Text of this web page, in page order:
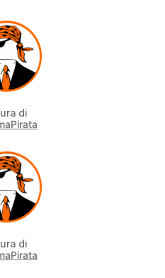
di
di